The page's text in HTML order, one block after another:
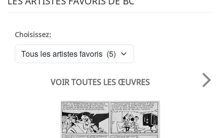
Choisissez:
VOIR TOUTES LES ŒUVRES